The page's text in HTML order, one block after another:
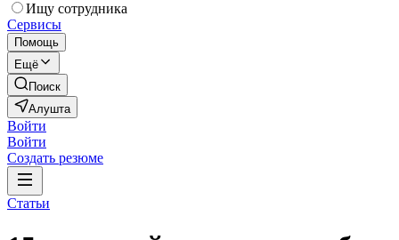
Ищу сотрудника
Сервисы
Помощь
Ещё
Поиск
Алушта
Войти
Войти
Создать резюме
Статьи